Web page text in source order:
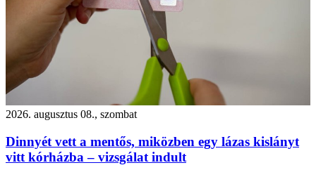
2026. augusztus 08., szombat
Dinnyét vett a mentős, miközben egy lázas kislányt
vitt kórházba – vizsgálat indult